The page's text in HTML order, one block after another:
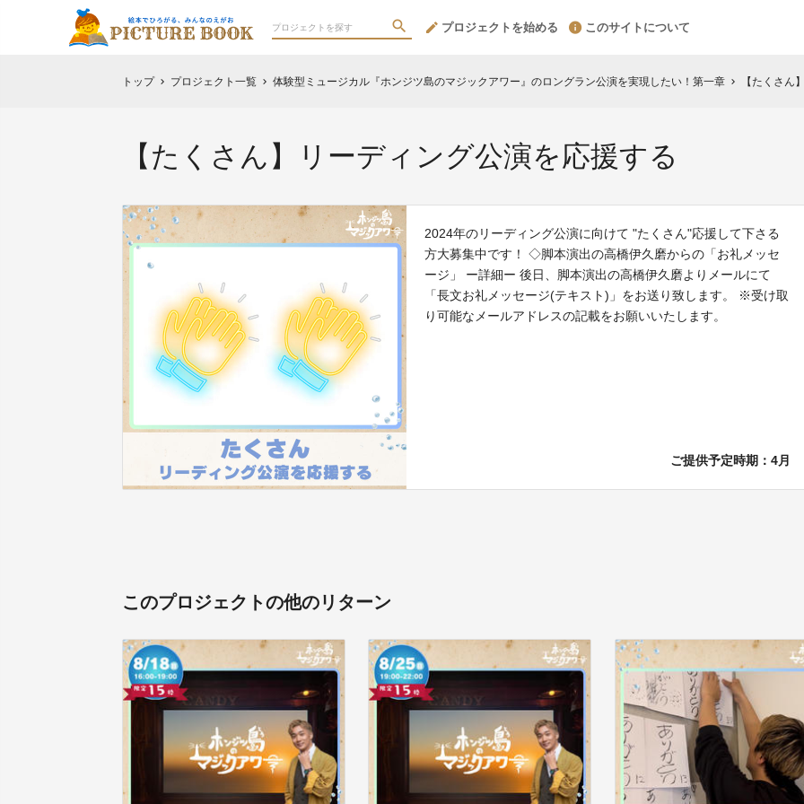
プロジェクトを始める このサイトについて
トップ chevron_right プロジェクト一覧 chevron_right 体験型ミュージカル『ホンジツ島のマジックアワー』のロングラン公演を実現したい！第一章 chevron_right 【たくさん
【たくさん】リーディング公演を応援する
2024年のリーディング公演に向けて "たくさん"応援して下さる
方大募集中です！ ◇脚本演出の高橋伊久磨からの「お礼メッセ
ージ」 ー詳細ー 後日、脚本演出の高橋伊久磨よりメールにて
「長文お礼メッセージ(テキスト)」をお送り致します。 ※受け取
り可能なメールアドレスの記載をお願いいたします。
ご提供予定時期：4月
このプロジェクトの他のリターン